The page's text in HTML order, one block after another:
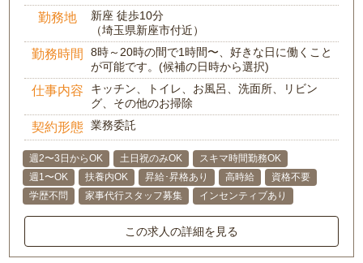
勤務地
新座 徒歩10分
（埼玉県新座市付近）
勤務時間
8時～20時の間で1時間〜、好きな日に働くこと
が可能です。(候補の日時から選択)
仕事内容
キッチン、トイレ、お風呂、洗面所、リビン
グ、その他のお掃除
契約形態 業務委託
週2〜3日からOK 土日祝のみOK
スキマ時間勤務OK
週1〜OK
扶養内OK 昇給･昇格あり 高時給
資格不要
学歴不問
家事代行スタッフ募集 インセンティブあり
この求人の詳細を見る